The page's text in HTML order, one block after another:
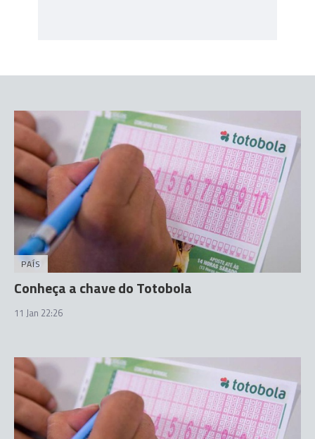
PAÍS
Conheça a chave do Totobola
11 Jan 22:26